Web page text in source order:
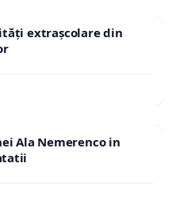
extrașcolare din
Ala Nemerenco in